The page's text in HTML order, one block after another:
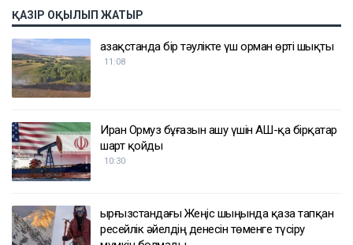
ҚАЗІР ОҚЫЛЫП ЖАТЫР
Қазақстанда бір тәулікте үш орман өрті шықты
11:08
Иран Ормуз бұғазын ашу үшін АҚШ-қа бірқатар
шарт қойды
10:30
Қырғызстандағы Жеңіс шыңында қаза тапқан
ресейлік әйелдің денесін төменге түсіру